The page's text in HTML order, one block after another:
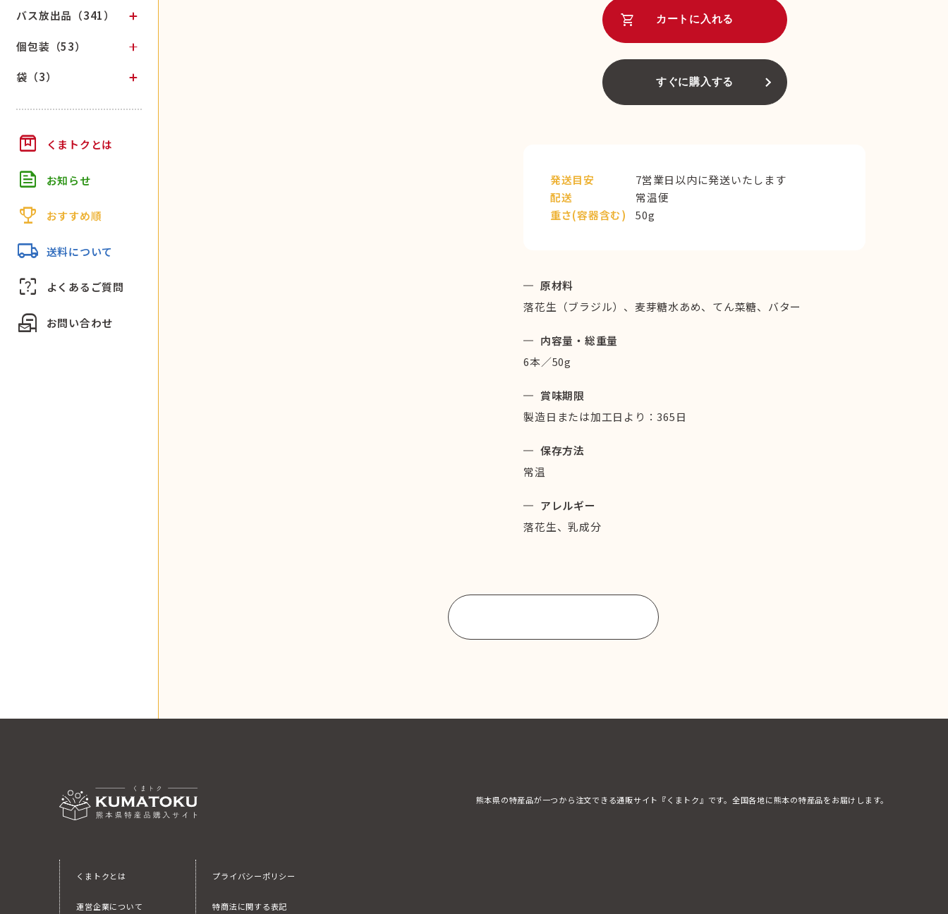
バス放出品（341）
個包装（53）
袋（3）
box くまトクとは
feed お知らせ
trophy おすすめ順
local_shipping 送料について
indeterminate_question_box よくあるご質問
local_post_office お問い合わせ
shopping_cart カートに入れる
すぐに購入する
発送目安
7営業日以内に発送いたします
配送
常温便
重さ(容器含む)
50g
原材料
落花生（ブラジル）、麦芽糖水あめ、てん菜糖、バター
内容量・総重量
6本／50g
賞味期限
製造日または加工日より：365日
保存方法
常温
アレルギー
落花生、乳成分
熊本県の特産品が一つから注文できる通販サイト『くまトク』です。全国各地に熊本の特産品をお届けします。
くまトクとは
運営企業について
プライバシーポリシー
特商法に関する表記